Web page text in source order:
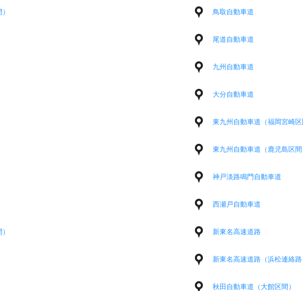
鳥取自動車道
尾道自動車道
九州自動車道
大分自動車道
東九州自動車道（福岡宮崎
東九州自動車道（鹿児島区
神戸淡路鳴門自動車道
西瀬戸自動車道
新東名高速道路
新東名高速道路（浜松連絡
秋田自動車道（大館区間）